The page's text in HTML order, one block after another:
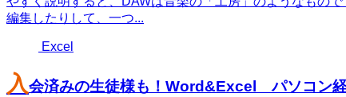
編集したりして、一つ...
Excel
入会済みの生徒様も！Word&Excel パソコン経